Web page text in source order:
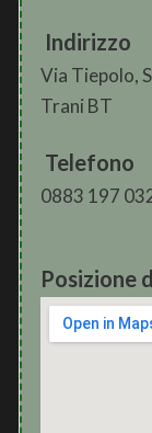
Indirizzo
Via Tiepolo,
Trani BT
Telefono
0883 197
Posizione